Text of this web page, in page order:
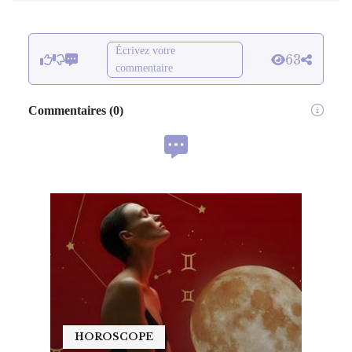
Écrivez votre
commentaire
63
Commentaires (0)
HOROSCOPE